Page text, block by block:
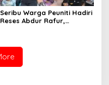
Seribu Warga Peuniti Hadiri
Reses Abdur Rafur,